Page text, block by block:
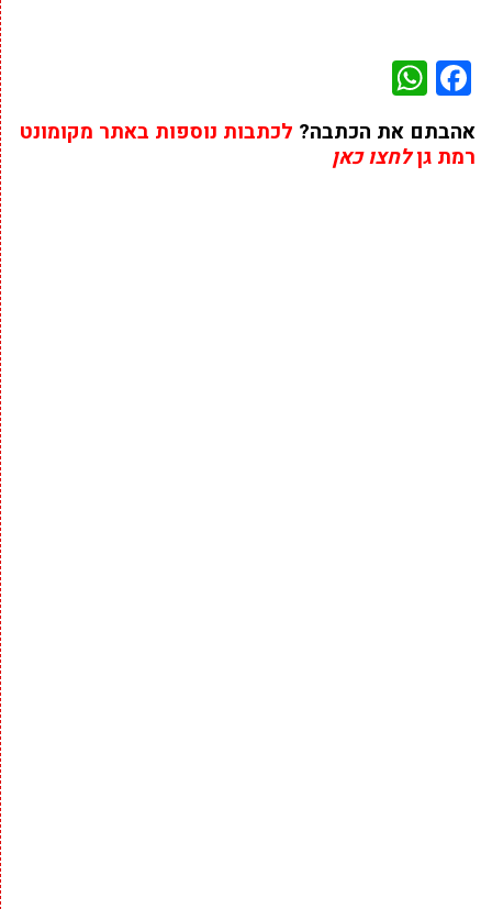
Facebook
אהבתם את הכתבה? לכתבות נוספות באתר מקומונט
רמת גןלחצו כאן